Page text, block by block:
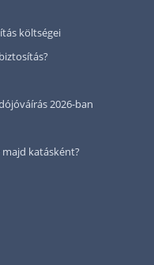
költségei
2026-ban
katásként?